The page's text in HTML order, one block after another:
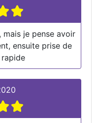
je pense avoir
ensuite prise de